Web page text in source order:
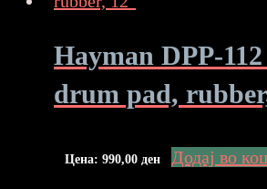
Hayman DPP-
drum pad,
Цена: 990,00 ден Додај во